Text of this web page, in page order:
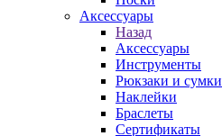
Аксессуары
Назад
Аксессуары
Инструменты
Рюкзаки и сумки
Наклейки
Браслеты
Сертификаты